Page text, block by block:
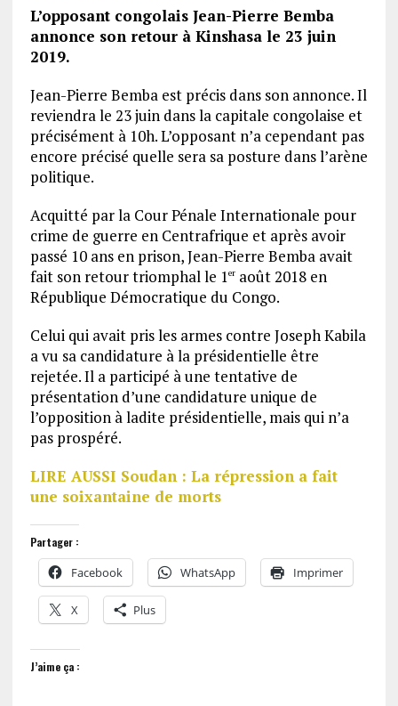
L’opposant congolais Jean-Pierre Bemba
annonce son retour à Kinshasa le 23 juin
2019.
Jean-Pierre Bemba est précis dans son annonce. Il
reviendra le 23 juin dans la capitale congolaise et
précisément à 10h. L’opposant n’a cependant pas
encore précisé quelle sera sa posture dans l’arène
politique.
Acquitté par la Cour Pénale Internationale pour
crime de guerre en Centrafrique et après avoir
passé 10 ans en prison, Jean-Pierre Bemba avait
fait son retour triomphal le 1eraoût 2018 en
République Démocratique du Congo.
Celui qui avait pris les armes contre Joseph Kabila
a vu sa candidature à la présidentielle être
rejetée. Il a participé à une tentative de
présentation d’une candidature unique de
l’opposition à ladite présidentielle, mais qui n’a
pas prospéré.
LIRE AUSSI Soudan : La répression a fait
une soixantaine de morts
Partager :
Facebook WhatsApp Imprimer
X Plus
J’aime ça :